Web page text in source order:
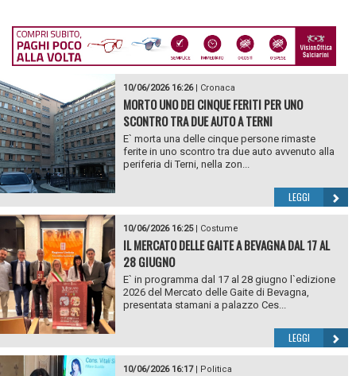
10/06/2026 16:26| Cronaca
MORTO UNO DEI CINQUE FERITI PER UNO
SCONTRO TRA DUE AUTO A TERNI
E` morta una delle cinque persone rimaste
ferite in uno scontro tra due auto avvenuto alla
periferia di Terni, nella zon...
LEGGI
10/06/2026 16:25| Costume
IL MERCATO DELLE GAITE A BEVAGNA DAL 17 AL
28 GIUGNO
E` in programma dal 17 al 28 giugno l`edizione
2026 del Mercato delle Gaite di Bevagna,
presentata stamani a palazzo Ces...
LEGGI
10/06/2026 16:17| Politica